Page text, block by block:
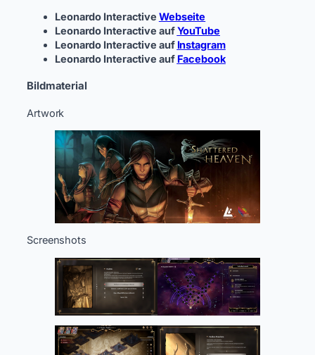
Leonardo Interactive Webseite
Leonardo Interactive aufYouTube
Leonardo Interactive auf Instagram
Leonardo Interactive auf Facebook
Bildmaterial
Artwork
Screenshots